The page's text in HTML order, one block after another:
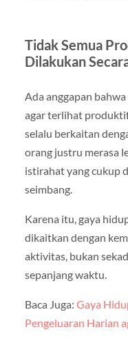
Tidak Semua
Dilakukan
Ada anggapan
agar terlihat
selalu berkaitan
orang justru merasa
istirahat yang cukup
seimbang.
Karena itu, gaya
dikaitkan dengan
aktivitas, bukan
sepanjang waktu.
Baca Juga: Gaya
Pengeluaran Harian